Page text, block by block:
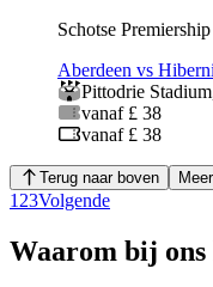
Schotse Premiership
Aberdeen vs
Pittodrie Stadium
vanaf £ 38
vanaf £ 38
Terug naar boven
1 23Volgende
Waarom bij ons